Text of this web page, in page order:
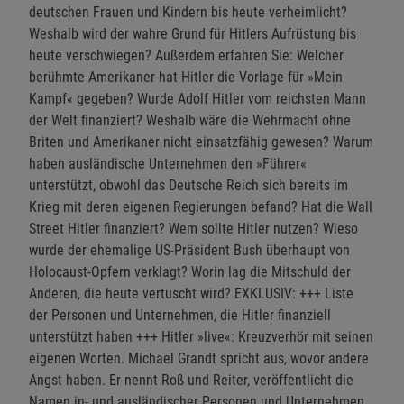
deutschen Frauen und Kindern bis heute verheimlicht?
Weshalb wird der wahre Grund für Hitlers Aufrüstung bis
heute verschwiegen? Außerdem erfahren Sie: Welcher
berühmte Amerikaner hat Hitler die Vorlage für »Mein
Kampf« gegeben? Wurde Adolf Hitler vom reichsten Mann
der Welt finanziert? Weshalb wäre die Wehrmacht ohne
Briten und Amerikaner nicht einsatzfähig gewesen? Warum
haben ausländische Unternehmen den »Führer«
unterstützt, obwohl das Deutsche Reich sich bereits im
Krieg mit deren eigenen Regierungen befand? Hat die Wall
Street Hitler finanziert? Wem sollte Hitler nutzen? Wieso
wurde der ehemalige US-Präsident Bush überhaupt von
Holocaust-Opfern verklagt? Worin lag die Mitschuld der
Anderen, die heute vertuscht wird? EXKLUSIV: +++ Liste
der Personen und Unternehmen, die Hitler finanziell
unterstützt haben +++ Hitler »live«: Kreuzverhör mit seinen
eigenen Worten. Michael Grandt spricht aus, wovor andere
Angst haben. Er nennt Roß und Reiter, veröffentlicht die